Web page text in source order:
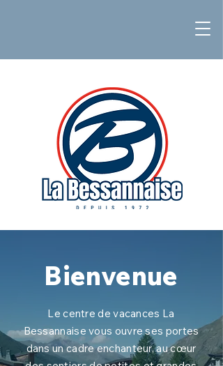
Bienvenue
Le centre de vacances La
Bessannaise vous ouvre ses portes
dans un cadre enchanteur, au cœur